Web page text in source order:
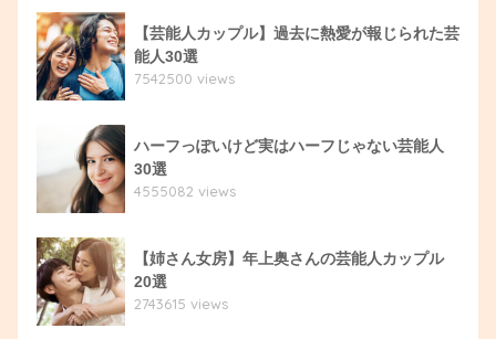
【芸能人カップル】過去に熱愛が報じられた芸
能人30選
7542500 views
ハーフっぽいけど実はハーフじゃない芸能人
30選
4555082 views
【姉さん女房】年上奥さんの芸能人カップル
20選
2743615 views